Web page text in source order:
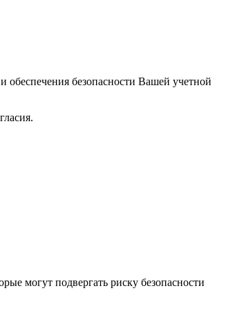
безопасности Вашей учетной
могут подвергать риску безопасности